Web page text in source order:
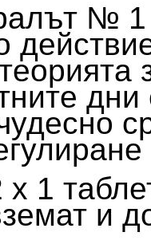
№ 1
х 1
и